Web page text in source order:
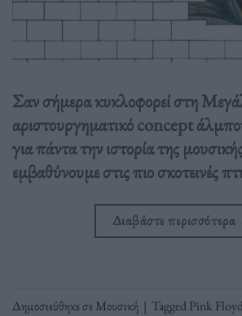
Σαν σήμερα κυκλοφορεί στη
αριστουργηματικό concept
για πάντα την ιστορία της
εμβαθύνουμε στις πιο σκοτεινές
Διαβάστε περισσότερα
Δημοσιεύθηκε σεΜουσική | TaggedPink